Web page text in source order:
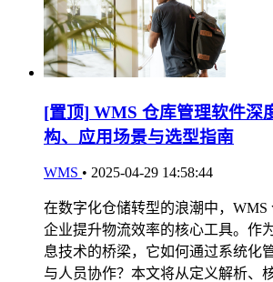
[置顶] WMS 仓库管理软件深
构、应用场景与选型指南
WMS • 2025-04-29 14:58:44
在数字化仓储转型的浪潮中，WMS
企业提升物流效率的核心工具。作
息技术的桥梁，它如何通过系统化
与人员协作？本文将从定义解析、